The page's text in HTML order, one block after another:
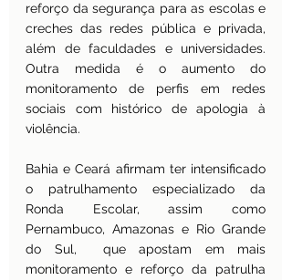
reforço da segurança para as escolas e
creches das redes pública e privada,
além de faculdades e universidades.
Outra medida é o aumento do
monitoramento de perfis em redes
sociais com histórico de apologia à
violência.
Bahia e Ceará afirmam ter intensificado
o patrulhamento especializado da
Ronda Escolar, assim como
Pernambuco, Amazonas e Rio Grande
do Sul,  que apostam em mais
monitoramento e reforço da patrulha